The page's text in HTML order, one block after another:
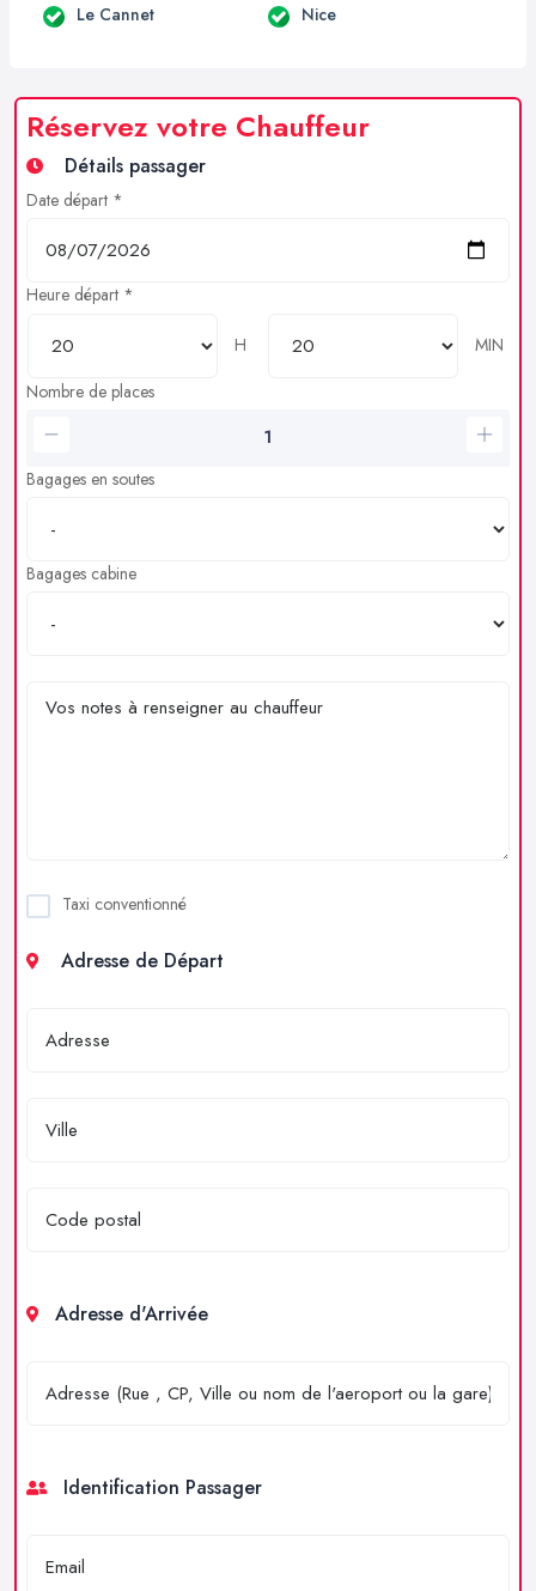
Le Cannet Nice
Réservez votre Chauffeur
Détails passager
Date départ *
Heure départ *
H
MIN
Nombre de places
Bagages en soutes
Bagages cabine
Taxi conventionné
Adresse de Départ
Adresse d'Arrivée
Identification Passager